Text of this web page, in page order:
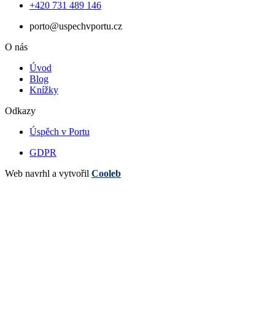
+420 731 489 146
porto@uspechvportu.cz
O nás
Úvod
Blog
Knížky
Odkazy
Úspěch v Portu
GDPR
Web navrhl a vytvořil Cooleb